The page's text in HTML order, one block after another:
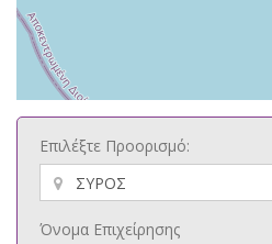
Επιλέξτε Προορισμό:
Όνομα Επιχείρησης